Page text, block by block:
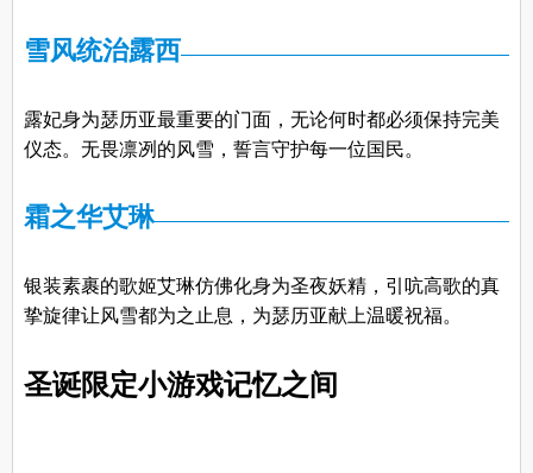
雪风统治露西
露妃身为瑟历亚最重要的门面，无论何时都必须保持完美
仪态。无畏凛冽的风雪，誓言守护每一位国民。
霜之华艾琳
银装素裹的歌姬艾琳仿佛化身为圣夜妖精，引吭高歌的真
挚旋律让风雪都为之止息，为瑟历亚献上温暖祝福。
圣诞限定小游戏记忆之间